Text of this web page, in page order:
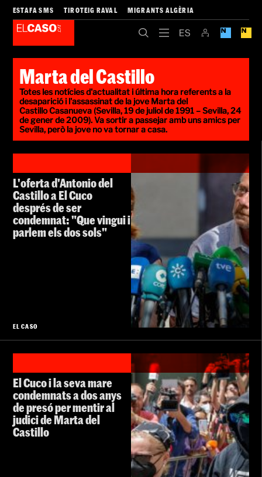
ESTAFA SMS TIROTEIG RAVAL MIGRANTS ALGÈRIA
Marta del Castillo
Totes les notícies d'actualitat i última hora referents a la
desaparició i l'assassinat de la jove Marta del
Castillo Casanueva (Sevilla, 19 de juliol de 1991 – Sevilla, 24
de gener de 2009). Va sortir a passejar amb uns amics per
Sevilla, però la jove no va tornar a casa.
L'oferta d'Antonio del
Castillo a El Cuco
després de ser
condemnat: "Que vingui i
parlem els dos sols"
EL CASO
El Cuco i la seva mare
condemnats a dos anys
de presó per mentir al
judici de Marta del
Castillo